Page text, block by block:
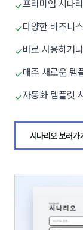
✓프리미엄 시나
✓다양한 비즈니
✓바로 사용하거
✓매주 새로운 템
✓자동화 템플릿
시나리오 보러가